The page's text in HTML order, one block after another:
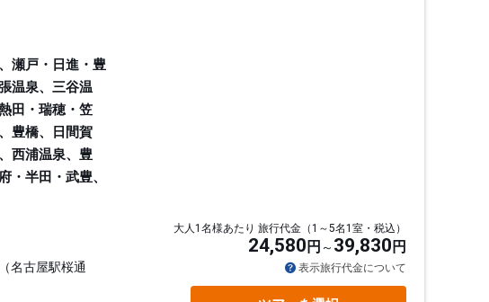
瀬戸・日進・豊
温泉、三谷温
田・瑞穂・笠
豊橋、日間賀
西浦温泉、豊
・半田・武豊、
名古屋駅桜通
大人1名様あたり 旅行代金（1～5名1室・税込）
24,580 円 39,830 円
表示旅行代金について